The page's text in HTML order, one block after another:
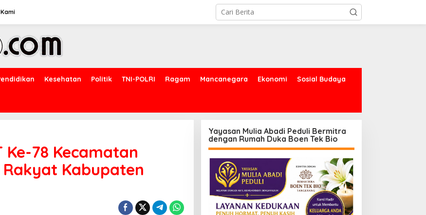
Kesehatan Politik TNI-POLRI Ragam Mancanegara Ekonomi Sosial Budaya
Ke-78 Kecamatan
Kabupaten
Yayasan Mulia Abadi Peduli Bermitra
dengan Rumah Duka Boen Tek Bio